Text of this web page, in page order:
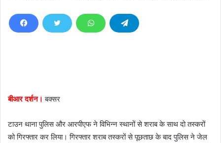
d
बीआर दर्शन। बक्सर
टाउन थाना पुलिस और आरपीएफ ने विभिन्न स्थानों से शराब के साथ दो तस्करों
को गिरफ्तार कर लिया। गिरफ्तार शराब तस्करों से पूछताछ के बाद पुलिस ने जेल